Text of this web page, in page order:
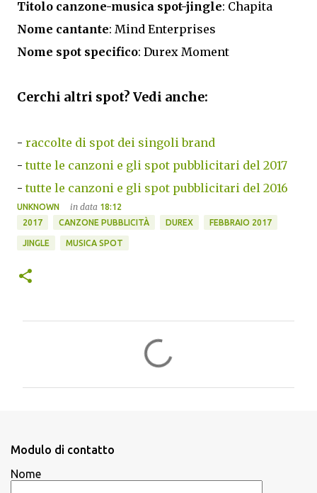
Titolo canzone-musica spot-jingle: Chapita
Nome cantante: Mind Enterprises
Nome spot specifico: Durex Moment
Cerchi altri spot? Vedi anche:
- raccolte di spot dei singoli brand
-tutte le canzoni e gli spot pubblicitari del 2017
-tutte le canzoni e gli spot pubblicitari del 2016
UNKNOWN in data 18:12
2017
CANZONE PUBBLICITÀ DUREX FEBBRAIO 2017
JINGLE MUSICA SPOT
i
Modulo di contatto
Nome